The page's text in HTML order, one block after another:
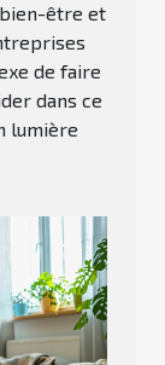
être et
de faire
dans ce
lumière